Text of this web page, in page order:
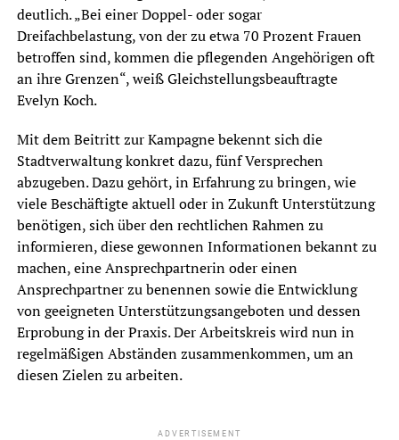
deutlich. „Bei einer Doppel- oder sogar
Dreifachbelastung, von der zu etwa 70 Prozent Frauen
betroffen sind, kommen die pflegenden Angehörigen oft
an ihre Grenzen“, weiß Gleichstellungsbeauftragte
Evelyn Koch.
Mit dem Beitritt zur Kampagne bekennt sich die
Stadtverwaltung konkret dazu, fünf Versprechen
abzugeben. Dazu gehört, in Erfahrung zu bringen, wie
viele Beschäftigte aktuell oder in Zukunft Unterstützung
benötigen, sich über den rechtlichen Rahmen zu
informieren, diese gewonnen Informationen bekannt zu
machen, eine Ansprechpartnerin oder einen
Ansprechpartner zu benennen sowie die Entwicklung
von geeigneten Unterstützungsangeboten und dessen
Erprobung in der Praxis. Der Arbeitskreis wird nun in
regelmäßigen Abständen zusammenkommen, um an
diesen Zielen zu arbeiten.
ADVERTISEMENT